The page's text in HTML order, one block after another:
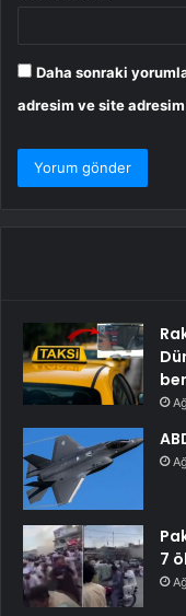
Daha sonraki
adresim ve site
7